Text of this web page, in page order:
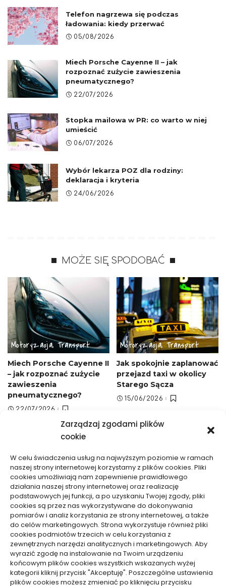
Zarządzaj zgodami plików
cookie
W celu świadczenia usług na najwyższym poziomie w ramach
naszej strony internetowej korzystamy z plików cookies. Pliki
cookies umożliwiają nam zapewnienie prawidłowego
działania naszej strony internetowej oraz realizację
podstawowych jej funkcji, a po uzyskaniu Twojej zgody, pliki
cookies są przez nas wykorzystywane do dokonywania
pomiarów i analiz korzystania ze strony internetowej, a także
do celów marketingowych. Strona wykorzystuje również pliki
cookies podmiotów trzecich w celu korzystania z
zewnętrznych narzędzi analitycznych i marketingowych. Aby
wyrazić zgodę na instalowanie na Twoim urządzeniu
końcowym plików cookies wszystkich wskazanych wyżej
kategorii kliknij przycisk "Akceptuję". Poszczególne ustawienia
plików cookies możesz zmieniać po kliknięciu przycisku
Telefon nagrzewa się podczas
ładowania: kiedy przerwać
05/08/2026
Miech Porsche Cayenne II – jak
rozpoznać zużycie zawieszenia
pneumatycznego?
22/07/2026
Stopka mailowa w PR: co warto w niej
umieścić
06/07/2026
Wybór lekarza POZ dla rodziny:
deklaracja i kryteria
24/06/2026
MOŻE SIĘ SPODOBAĆ
Motoryzacja, Transport
Miech Porsche Cayenne II
– jak rozpoznać zużycie
zawieszenia
pneumatycznego?
22/07/2026
Motoryzacja, Transport
Jak spokojnie zaplanować
przejazd taxi w okolicy
Starego Sącza
15/06/2026
Motoryzacja, Transport
Taxi w stronę Gródka nad
Dunajcem — jak dobrze
przygotować przejazd
przed kursem
22/05/2026
Motoryzacja, Transport
Auto bez OC: czy można
je zezłomować legalnie
28/04/2026